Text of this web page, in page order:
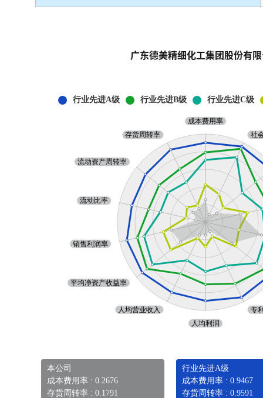
广东德美精细化工集团股份有
本公司
成本费用率 : 0.2676
存货周转率 : 0.1791
行业先进A级
成本费用率 : 0.9467
存货周转率 : 0.9591